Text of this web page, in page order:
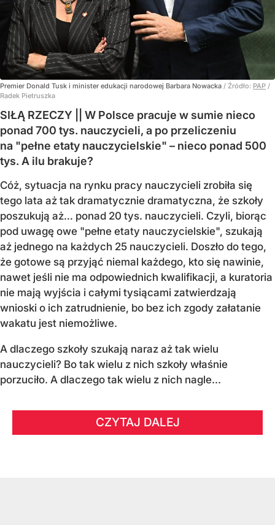
Premier Donald Tusk i minister edukacji narodowej Barbara Nowacka / Źródło: PAP /
Radek Pietruszka
SIŁĄ RZECZY || W Polsce pracuje w sumie nieco
ponad 700 tys. nauczycieli, a po przeliczeniu
na "pełne etaty nauczycielskie" – nieco ponad 500
tys. A ilu brakuje?
Cóż, sytuacja na rynku pracy nauczycieli zrobiła się
tego lata aż tak dramatycznie dramatyczna, że szkoły
poszukują aż… ponad 20 tys. nauczycieli. Czyli, biorąc
pod uwagę owe "pełne etaty nauczycielskie", szukają
aż jednego na każdych 25 nauczycieli. Doszło do tego,
że gotowe są przyjąć niemal każdego, kto się nawinie,
nawet jeśli nie ma odpowiednich kwalifikacji, a kuratoria
nie mają wyjścia i całymi tysiącami zatwierdzają
wnioski o ich zatrudnienie, bo bez ich zgody załatanie
wakatu jest niemożliwe.
A dlaczego szkoły szukają naraz aż tak wielu
nauczycieli? Bo tak wielu z nich szkoły właśnie
porzuciło. A dlaczego tak wielu z nich nagle...
CZYTAJ DALEJ